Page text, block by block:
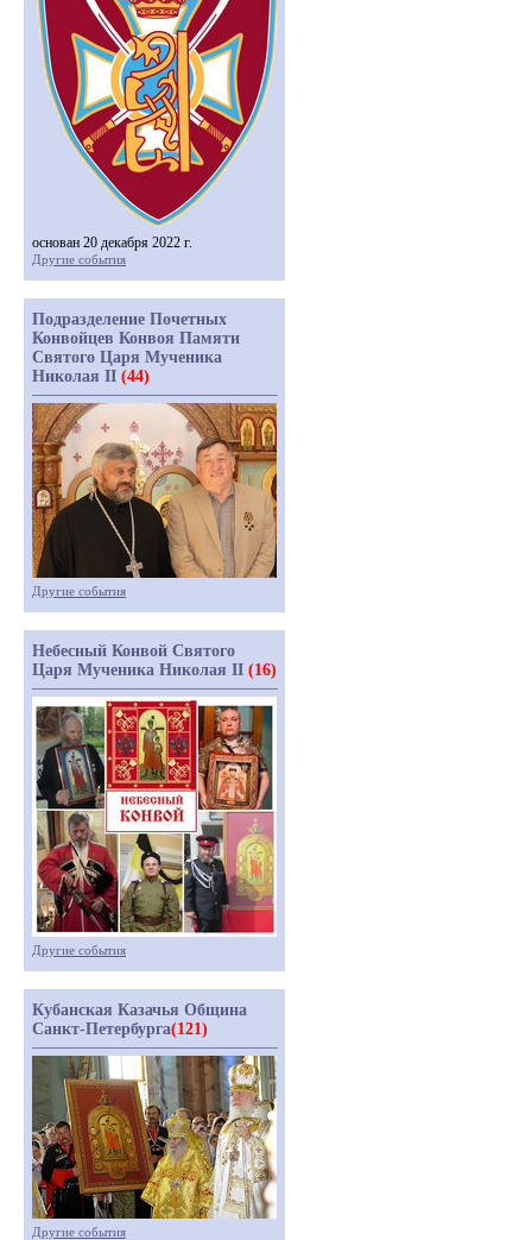
основан 20 декабря 2022 г.
Другие события
Подразделение Почетных
Конвойцев Конвоя Памяти
Святого Царя Мученика
Николая II (44)
Другие события
Небесный Конвой Святого
Царя Мученика Николая II (16)
Другие события
Кубанская Казачья Община
Санкт-Петербурга(121)
Другие события